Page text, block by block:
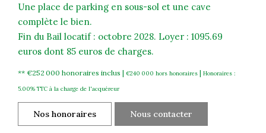
Une place de parking en sous-sol et une cave
complète le bien.
Fin du Bail locatif : octobre 2028. Loyer : 1095.69
euros dont 85 euros de charges.
** €252 000 honoraires inclus | €240 000 hors honoraires | Honoraires :
5.00% TTC à la charge de l'acquéreur
Nos honoraires Nous contacter